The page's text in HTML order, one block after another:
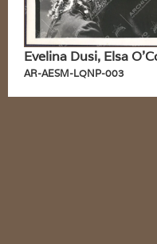
Evelina Dusi, Elsa
AR-AESM-LQNP-003